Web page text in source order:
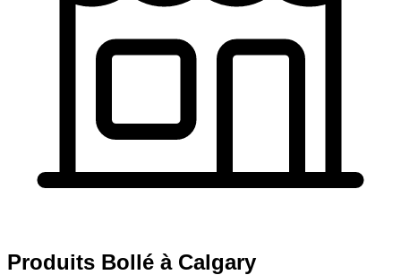
Produits Bollé à Calgary